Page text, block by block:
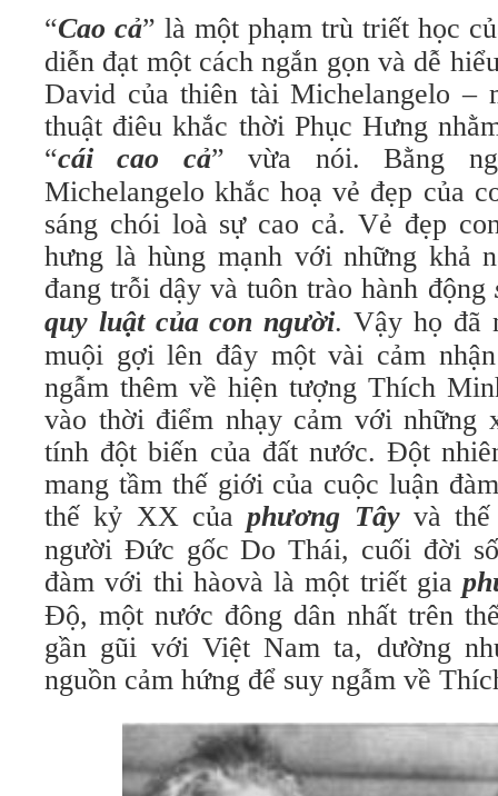
“Cao cả” là một phạm trù triết học
diễn đạt một cách ngắn gọn và dễ
David của thiên tài Michelangelo –
thuật điêu khắc thời Phục Hưng
“cái cao cả” vừa nói. Bằng
Michelangelo khắc hoạ vẻ đẹp của
sáng chói loà sự cao cả. Vẻ đẹp
hưng là hùng mạnh với những khả
đang trỗi dậy và tuôn trào hành động
quy luật của con người. Vậy họ đã
muội gợi lên đây một vài cảm
ngẫm thêm về hiện tượng Thích
vào thời điểm nhạy cảm với những
tính đột biến của đất nước. Đột
mang tầm thế giới của cuộc luận
thế kỷ XX củaphương Tâyvà
người Đức gốc Do Thái, cuối đời
đàm với thi hàovà là một triết gia
Độ, một nước đông dân nhất trên
gần gũi với Việt Nam ta, dường
nguồn cảm hứng để suy ngẫm về